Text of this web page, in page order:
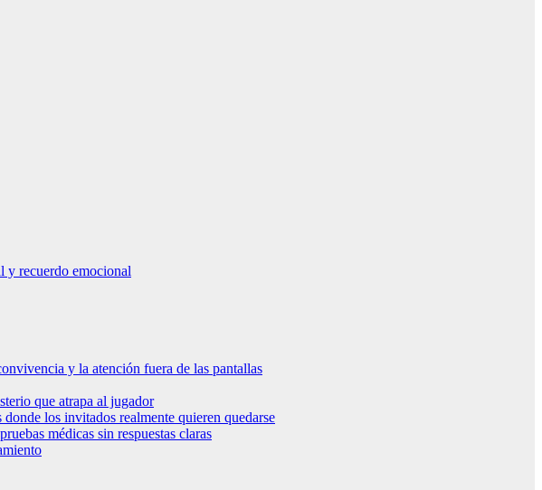
y recuerdo emocional
y la atención fuera de las pantallas
que atrapa al jugador
los invitados realmente quieren quedarse
médicas sin respuestas claras